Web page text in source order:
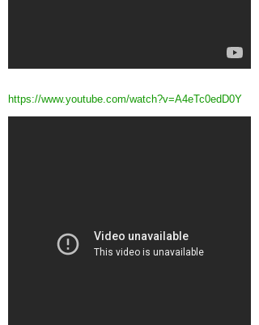
https://www.youtube.com/watch?v=A4eTc0edD0Y